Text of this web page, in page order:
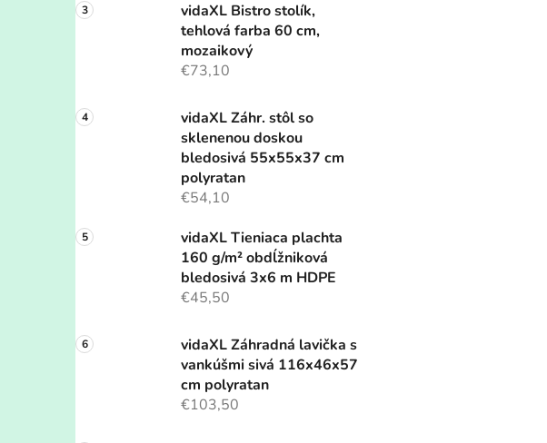
vidaXL Bistro stolík,
tehlová farba 60 cm,
mozaikový
€73,10
vidaXL Záhr. stôl so
sklenenou doskou
bledosivá 55x55x37 cm
polyratan
€54,10
vidaXL Tieniaca plachta
160 g/m² obdĺžniková
bledosivá 3x6 m HDPE
€45,50
vidaXL Záhradná lavička s
vankúšmi sivá 116x46x57
cm polyratan
€103,50